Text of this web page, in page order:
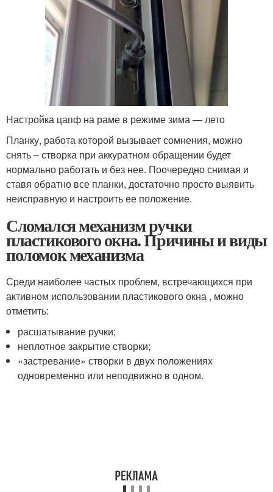
Настройка цапф на раме в режиме зима — лето
Планку, работа которой вызывает сомнения, можно
снять – створка при аккуратном обращении будет
нормально работать и без нее. Поочередно снимая и
ставя обратно все планки, достаточно просто выявить
неисправную и настроить ее положение.
Сломался механизм ручки
пластикового окна. Причины и виды
поломок механизма
Среди наиболее частых проблем, встречающихся при
активном использовании пластикового окна , можно
отметить:
расшатывание ручки;
неплотное закрытие створки;
«застревание» створки в двух положениях
одновременно или неподвижно в одном.